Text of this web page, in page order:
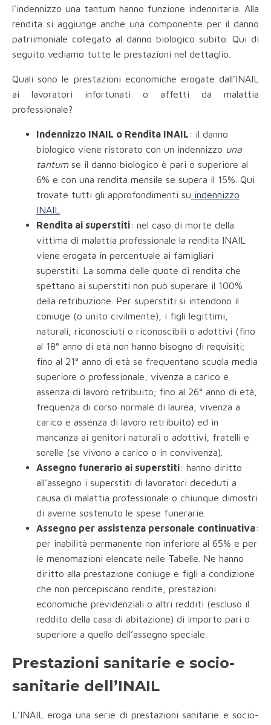
l'indennizzo una tantum hanno funzione indennitaria. Alla
rendita si aggiunge anche una componente per il danno
patriimoniale collegato al danno biologico subito. Qui di
seguito vediamo tutte le prestazioni nel dettaglio.
Quali sono le prestazioni economiche erogate dall’INAIL
ai lavoratori infortunati o affetti da malattia
professionale?
Indennizzo INAIL o Rendita INAIL: il danno
biologico viene ristorato con un indennizzo una
tantumse il danno biologico è pari o superiore al
6% e con una rendita mensile se supera il 15%. Qui
trovate tutti gli approfondimenti su indennizzo
INAIL
Rendita ai superstiti: nel caso di morte della
vittima di malattia professionale la rendita INAIL
viene erogata in percentuale ai famigliari
superstiti. La somma delle quote di rendita che
spettano ai superstiti non può superare il 100%
della retribuzione. Per superstiti si intendono il
coniuge (o unito civilmente), i figli legittimi,
naturali, riconosciuti o riconoscibili o adottivi (fino
al 18° anno di età non hanno bisogno di requisiti;
fino al 21° anno di età se frequentano scuola media
superiore o professionale, vivenza a carico e
assenza di lavoro retribuito; fino al 26° anno di età,
frequenza di corso normale di laurea, vivenza a
carico e assenza di lavoro retribuito) ed in
mancanza ai genitori naturali o adottivi, fratelli e
sorelle (se vivono a carico o in convivenza).
Assegno funerario ai superstiti: hanno diritto
all’assegno i superstiti di lavoratori deceduti a
causa di malattia professionale o chiunque dimostri
di averne sostenuto le spese funerarie.
Assegno per assistenza personale continuativa:
per inabilità permanente non inferiore al 65% e per
le menomazioni elencate nelle Tabelle. Ne hanno
diritto alla prestazione coniuge e figli a condizione
che non percepiscano rendite, prestazioni
economiche previdenziali o altri redditi (escluso il
reddito della casa di abitazione) di importo pari o
superiore a quello dell’assegno speciale.
Prestazioni sanitarie e socio-
sanitarie dell’INAIL
L’INAIL eroga una serie di prestazioni sanitarie e socio-